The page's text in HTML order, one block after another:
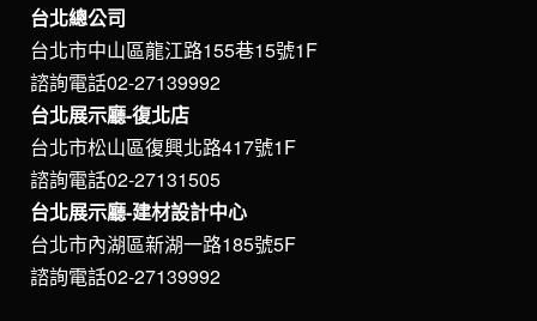
台北總公司
台北市中山區龍江路155巷15號1F
諮詢電話02-27139992
台北展示廳-復北店
台北市松山區復興北路417號1F
諮詢電話02-27131505
台北展示廳-建材設計中心
台北市內湖區新湖一路185號5F
諮詢電話02-27139992